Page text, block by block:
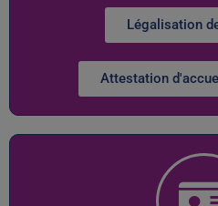
Légalisation
Attestation